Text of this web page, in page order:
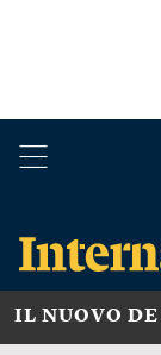
IL NUOVO